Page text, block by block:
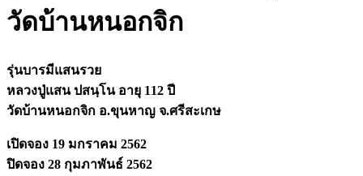
วัดบ้านหนอกจิก
รุ่นบารมีแสนรวย
หลวงปู่แสน ปสนฺโน อายุ 112 ปี
วัดบ้านหนอกจิก อ.ขุนหาญ จ.ศรีสะเกษ
เปิดจอง 19 มกราคม 2562
ปิดจอง 28 กุมภาพันธ์ 2562